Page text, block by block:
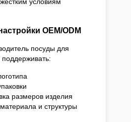
условиям
OEM/ODM
посуды для
размеров изделия
и структуры